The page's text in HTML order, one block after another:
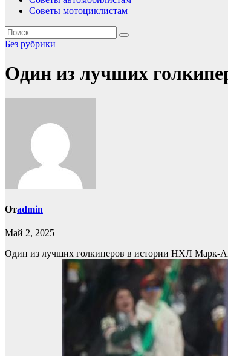
Советы мотоциклистам
Без рубрики
Один из лучших
Отadmin
Май 2, 2025
Один из лучших голкиперов в истории НХЛ Марк-